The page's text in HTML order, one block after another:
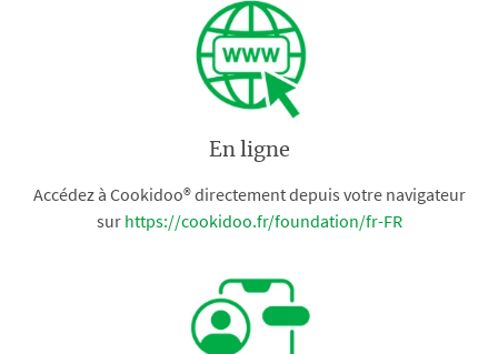
En ligne
Accédez à Cookidoo® directement depuis votre navigateur
sur https://cookidoo.fr/foundation/fr-FR